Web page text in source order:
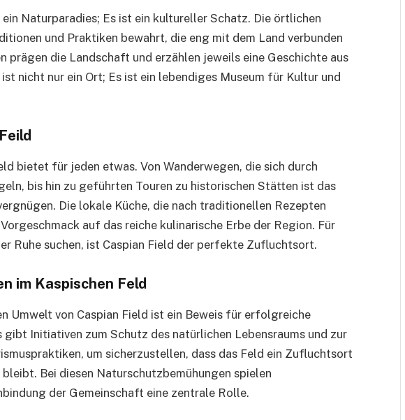
Naturparadies; Es ist ein kultureller Schatz. Die örtlichen
und Praktiken bewahrt, die eng mit dem Land verbunden
prägen die Landschaft und erzählen jeweils eine Geschichte aus
nicht nur ein Ort; Es ist ein lebendiges Museum für Kultur und
bietet für jeden etwas. Von Wanderwegen, die sich durch
bis hin zu geführten Touren zu historischen Stätten ist das
Die lokale Küche, die nach traditionellen Rezepten
auf das reiche kulinarische Erbe der Region. Für
Ruhe suchen, ist Caspian Field der perfekte Zufluchtsort.
im Kaspischen Feld
Umwelt von Caspian Field ist ein Beweis für erfolgreiche
gibt Initiativen zum Schutz des natürlichen Lebensraums und zur
um sicherzustellen, dass das Feld ein Zufluchtsort
Bei diesen Naturschutzbemühungen spielen
der Gemeinschaft eine zentrale Rolle.